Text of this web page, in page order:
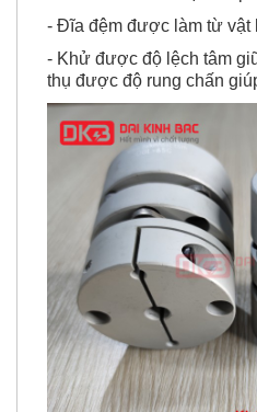
- Tốt hơn so với loại khớp
- Đĩa đệm được làm từ
- Khử được độ lệch tâm
thụ được độ rung chấn